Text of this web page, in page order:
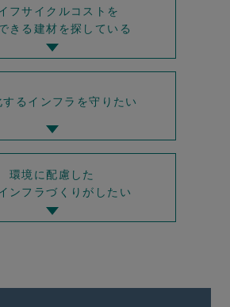
フサイクルコストを
きる建材を探している
するインフラを守りたい
環境に配慮した
ンフラづくりがしたい